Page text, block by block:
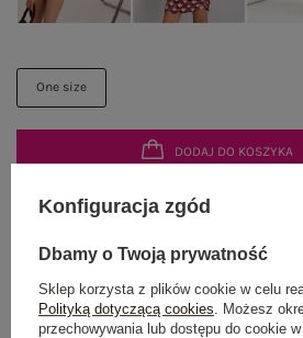
One size
DODAJ DO KOSZYKA
Możesz kupić także poprzez:
Dostawaod 7,99 zł
Konfiguracja zgód
Dbamy o Twoją prywatność
Sklep korzysta z plików cookie w celu
Polityką dotyczącą cookies . Możesz
przechowywania lub dostępu do cookie w